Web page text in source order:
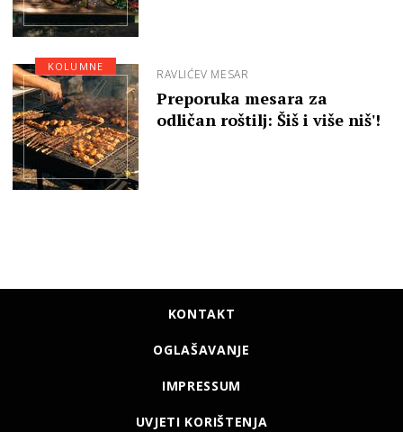
RAVLIĆEV MESAR
Preporuka mesara za
odličan roštilj: Šiš i više niš'!
KOLUMNE
KONTAKT
OGLAŠAVANJE
IMPRESSUM
UVJETI KORIŠTENJA